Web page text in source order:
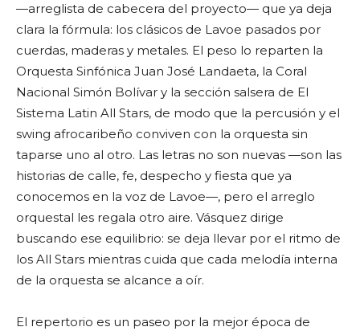
—arreglista de cabecera del proyecto— que ya deja
clara la fórmula: los clásicos de Lavoe pasados por
cuerdas, maderas y metales. El peso lo reparten la
Orquesta Sinfónica Juan José Landaeta, la Coral
Nacional Simón Bolívar y la sección salsera de El
Sistema Latin All Stars, de modo que la percusión y el
swing afrocaribeño conviven con la orquesta sin
taparse uno al otro. Las letras no son nuevas —son las
historias de calle, fe, despecho y fiesta que ya
conocemos en la voz de Lavoe—, pero el arreglo
orquestal les regala otro aire. Vásquez dirige
buscando ese equilibrio: se deja llevar por el ritmo de
los All Stars mientras cuida que cada melodía interna
de la orquesta se alcance a oír.
El repertorio es un paseo por la mejor época de